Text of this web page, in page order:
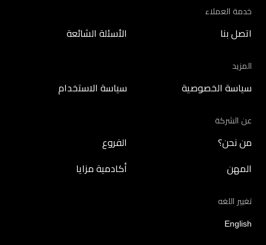
خدمة العملاء
اتصل بنا الأسئلة الشائعة
المزيد
سياسة الخصوصية سياسة الاستخدام
عن الشركة
من نحن؟ الفروع
المهن أكادمية مزايا
تغيير اللغه
English